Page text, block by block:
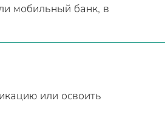
мобильный банк, в
или освоить